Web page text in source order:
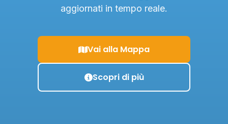
aggiornati in tempo reale.
Vai alla Mappa
Scopri di più